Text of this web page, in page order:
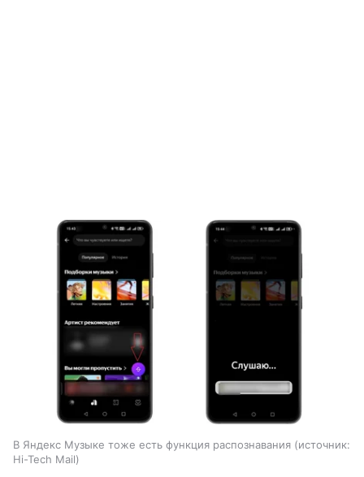
В Яндекс Музыке тоже есть функция распознавания
источник:
Hi-Tech Mail